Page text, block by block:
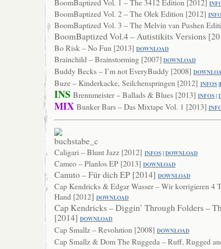
BoomBaptized Vol. 1 – The 3412 Edition [2012]
BoomBaptized Vol. 2 – The Olek Edition [2012]
BoomBaptized Vol. 3 – The Melvin van Pushen
BoomBaptized Vol.4 – Autistikits Versions
Bo Risk – No Fun [2013] DOWNLOAD
Brainchild – Brainstorming [2007] DOWNLOAD
Buddy Becks – I’m not EveryBuddy [2008]
Buze – Kinderkacke, Seilchenspringen [2012] INFOS|
INS Brennmeister – Ballads & Blues [2013] INFOS|
MIX Bunker Bars – Das Mixtape Vol. 1 [2013] IN
Caligari – Blunt Jazz [2012] INFOS|DOWNLOAD
Cameo – Planlos EP [2013] DOWNLOAD
Canuto – Für dich EP [2014] DOWNLOAD
Cap Kendricks & Edgar Wasser – Wir korrigieren 4
Hand [2012] DOWNLOAD
Cap Kendricks – Diggin’ Through Folders –
[2014] DOWNLOAD
Cap Smallz – Revolution [2008] DOWNLOAD
Cap Smallz & Dom The Ruggeda – Ruff, Rugged